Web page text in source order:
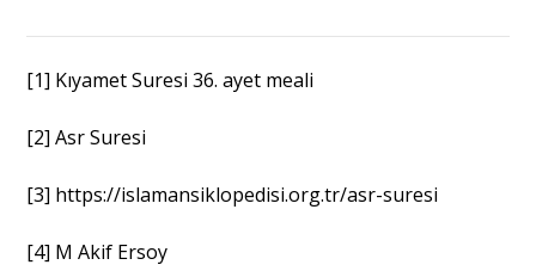
[1] Kıyamet Suresi 36. ayet meali
[2] Asr Suresi
[3] https://islamansiklopedisi.org.tr/asr-suresi
[4] M Akif Ersoy